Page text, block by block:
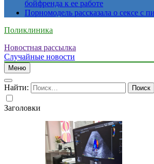
бойфренда к ее работе
Порномодель рассказала о сексе с
Поликлиника
Новостная рассылка
Случайные новости
Меню
Найти:
Заголовки